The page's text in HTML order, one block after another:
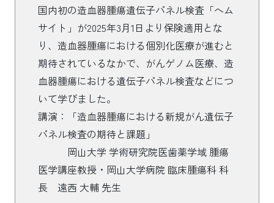
国内初の造血器腫瘍遺伝子パネル検査「ヘム
サイト」が2025年3月1日より保険適用とな
り、造血器腫瘍における個別化医療が進むと
期待されているなかで、がんゲノム医療、造
血器腫瘍における遺伝子パネル検査などにつ
いて学びました。
講演：「造血器腫瘍における新規がん遺伝子
パネル検査の期待と課題」
岡山大学 学術研究院医歯薬学域 腫瘍
医学講座教授・岡山大学病院 臨床腫瘍科 科
長 遠西 大輔 先生